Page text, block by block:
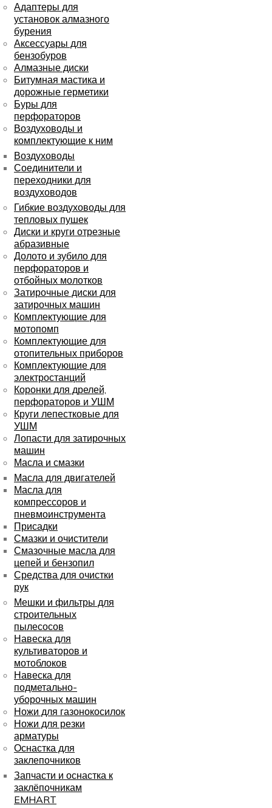
Адаптеры для
установок алмазного
бурения
Аксессуары для
бензобуров
Алмазные диски
Битумная мастика и
дорожные герметики
Буры для
перфораторов
Воздуховоды и
комплектующие к ним
Воздуховоды
Соединители и
переходники для
воздуховодов
Гибкие воздуховоды для
тепловых пушек
Диски и круги отрезные
абразивные
Долото и зубило для
перфораторов и
отбойных молотков
Затирочные диски для
затирочных машин
Комплектующие для
мотопомп
Комплектующие для
отопительных приборов
Комплектующие для
электростанций
Коронки для дрелей,
перфораторов и УШМ
Круги лепестковые для
УШМ
Лопасти для затирочных
машин
Масла и смазки
Масла для двигателей
Масла для
компрессоров и
пневмоинструмента
Присадки
Смазки и очистители
Смазочные масла для
цепей и бензопил
Средства для очистки
рук
Мешки и фильтры для
строительных
пылесосов
Навеска для
культиваторов и
мотоблоков
Навеска для
подметально-
уборочных машин
Ножи для газонокосилок
Ножи для резки
арматуры
Оснастка для
заклепочников
Запчасти и оснастка к
заклёпочникам
EMHART